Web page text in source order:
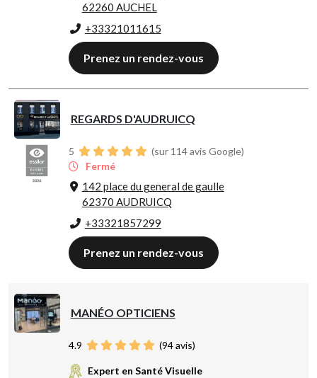
62260 AUCHEL
+33321011615
Prenez un rendez-vous
REGARDS D'AUDRUICQ
5
(sur 114 avis Google)
Fermé
142 place du general de gaulle
62370 AUDRUICQ
+33321857299
Prenez un rendez-vous
MANÉO OPTICIENS
4.9 (94avis)
Expert en Santé Visuelle